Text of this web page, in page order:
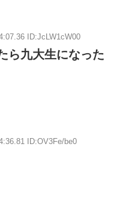
ID:JcLW1cW00
ら九大生になった
ID:OV3Fe/be0